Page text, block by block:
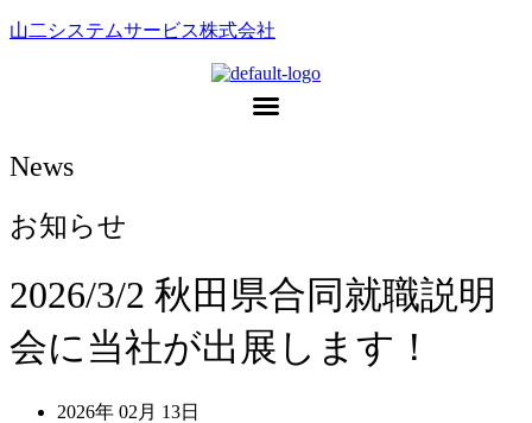
山二システムサービス株式会社
News
お知らせ
2026/3/2 秋田県合同就職説明
会に当社が出展します！
2026年 02月 13日